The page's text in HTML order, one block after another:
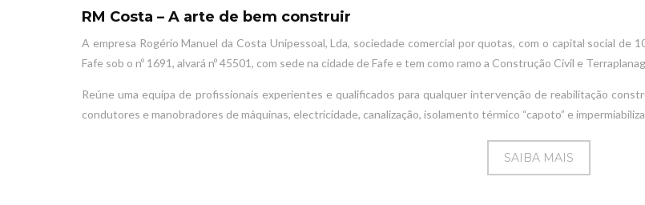
RM Costa – A arte de bem construir
A empresa Rogério Manuel da Costa Unipessoal, Lda, sociedade comercial por quotas, com o capital social de
Fafe sob o nº 1691, alvará nº 45501, com sede na cidade de Fafe e tem como ramo a Construção Civil e
Reúne uma equipa de profissionais experientes e qualificados para qualquer intervenção de reabilitação
condutores e manobradores de máquinas, electricidade, canalização, isolamento térmico “capoto” e
SAIBA MAIS